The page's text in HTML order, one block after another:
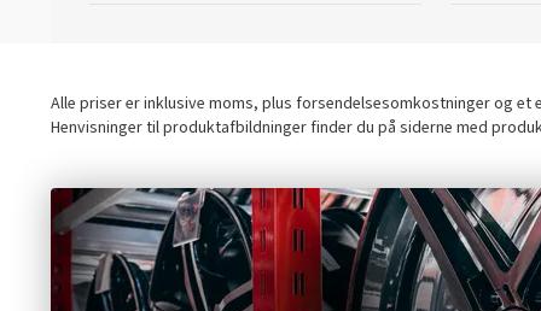
Alle priser er inklusive moms, plus forsendelsesomkostninger og
Henvisninger til produktafbildninger finder du på siderne med